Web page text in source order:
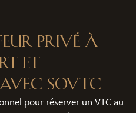
privé à
et
SoVTC
pour réserver un VTC au